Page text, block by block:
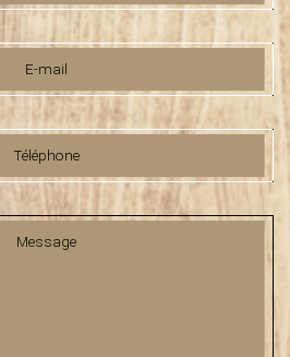
E-mail
Téléphone
Message